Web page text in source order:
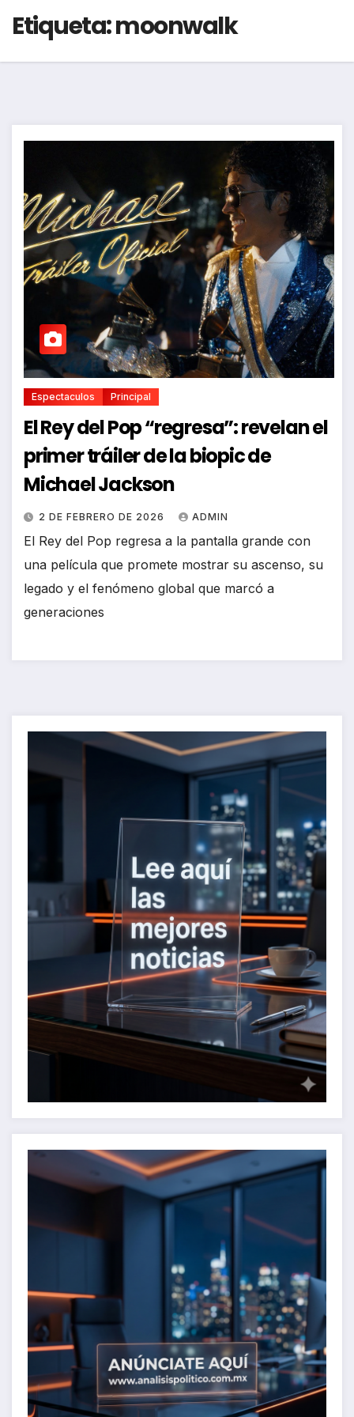
Etiqueta:moonwalk
Espectaculos Principal
El Rey del Pop “regresa”: revelan el
primer tráiler de la biopic de
Michael Jackson
2 DE FEBRERO DE 2026 ADMIN
El Rey del Pop regresa a la pantalla grande con
una película que promete mostrar su ascenso, su
legado y el fenómeno global que marcó a
generaciones